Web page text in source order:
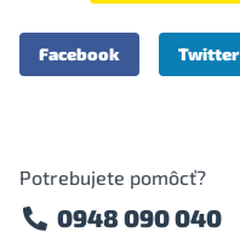
Facebook Twitter
Potrebujete pomôcť?
0948 090 040